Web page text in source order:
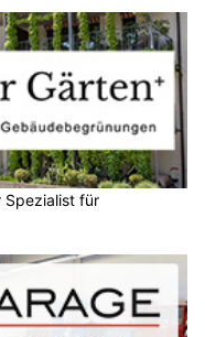
Spezialist für